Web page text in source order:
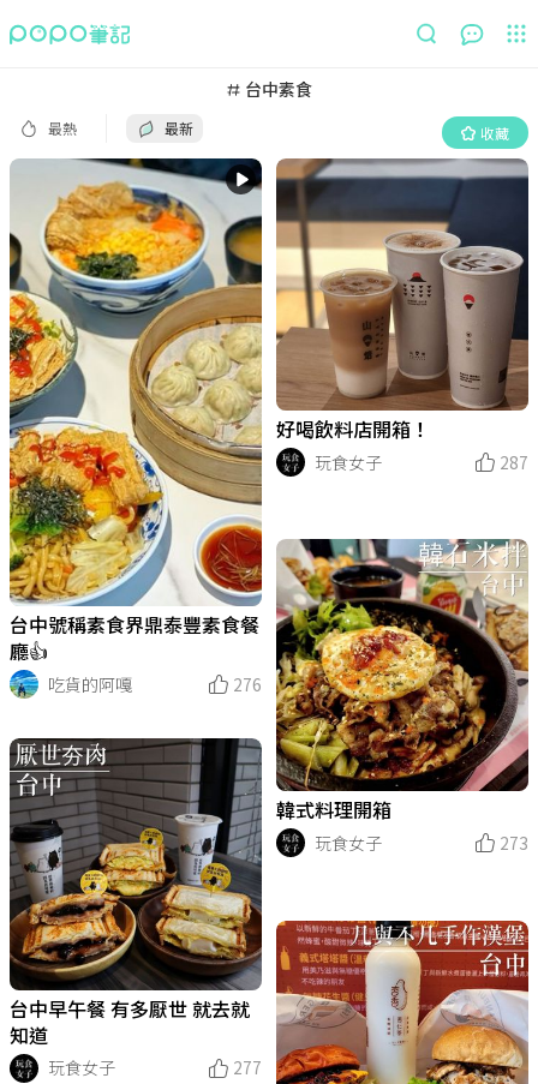
台中素食
最熱 最新 收藏
收藏
台中號稱素食界鼎泰豐素食餐
廳👍
吃貨的阿嘎
276
好喝飲料店開箱！
玩食女子
287
韓式料理開箱
玩食女子
273
台中早午餐 有多厭世 就去就
知道
玩食女子
277